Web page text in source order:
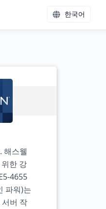
한국어
해스웰
한 강
4655
파워)는
버 작